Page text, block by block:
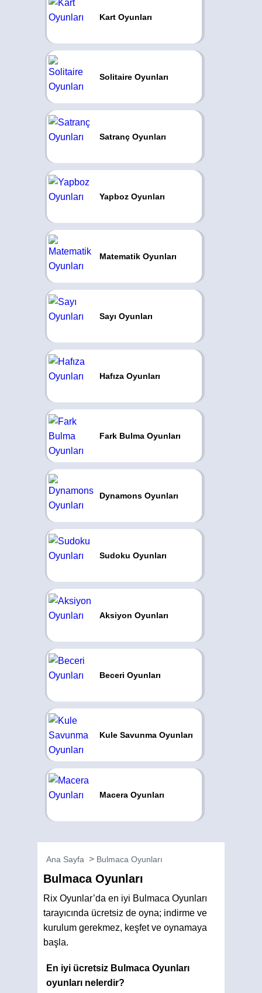
Kart Oyunları
Solitaire Oyunları
Satranç Oyunları
Yapboz Oyunları
Matematik Oyunları
Sayı Oyunları
Hafıza Oyunları
Fark Bulma Oyunları
Dynamons Oyunları
Sudoku Oyunları
Aksiyon Oyunları
Beceri Oyunları
Kule Savunma Oyunları
Macera Oyunları
Ana Sayfa Bulmaca Oyunları
Bulmaca Oyunları
Rix Oyunlar’da en iyi Bulmaca Oyunları
tarayıcında ücretsiz de oyna; indirme ve
kurulum gerekmez, keşfet ve oynamaya
başla.
En iyi ücretsiz Bulmaca Oyunları
oyunları nelerdir?